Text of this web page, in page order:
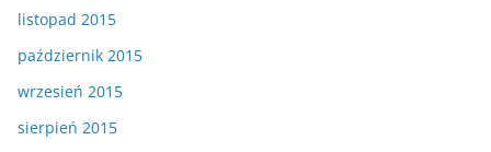
listopad 2015
październik 2015
wrzesień 2015
sierpień 2015